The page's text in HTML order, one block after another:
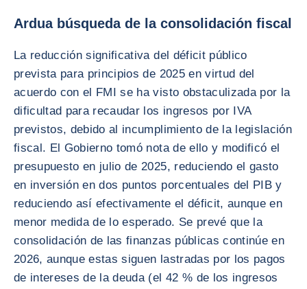
Ardua búsqueda de la consolidación fiscal
La reducción significativa del déficit público
prevista para principios de 2025 en virtud del
acuerdo con el FMI se ha visto obstaculizada por la
dificultad para recaudar los ingresos por IVA
previstos, debido al incumplimiento de la legislación
fiscal. El Gobierno tomó nota de ello y modificó el
presupuesto en julio de 2025, reduciendo el gasto
en inversión en dos puntos porcentuales del PIB y
reduciendo así efectivamente el déficit, aunque en
menor medida de lo esperado. Se prevé que la
consolidación de las finanzas públicas continúe en
2026, aunque estas siguen lastradas por los pagos
de intereses de la deuda (el 42 % de los ingresos